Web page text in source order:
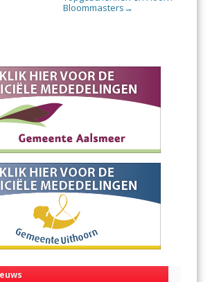
Bloommasters →